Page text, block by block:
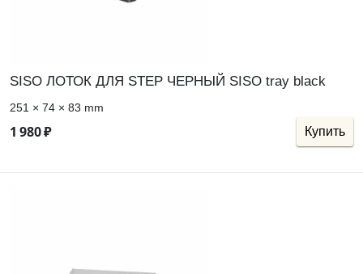
SISO ЛОТОК ДЛЯ STEP ЧЕРНЫЙ SISO tray black
251 × 74 × 83 mm
1 980₽ Купить